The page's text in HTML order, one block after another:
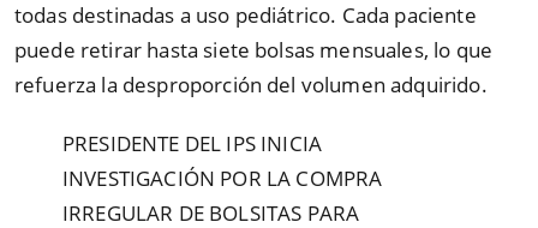
todas destinadas a uso pediátrico. Cada paciente
puede retirar hasta siete bolsas mensuales, lo que
refuerza la desproporción del volumen adquirido.
PRESIDENTE DEL IPS INICIA
INVESTIGACIÓN POR LA COMPRA
IRREGULAR DE BOLSITAS PARA